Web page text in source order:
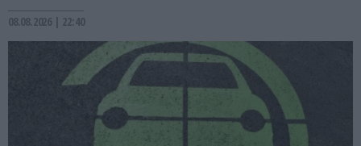
08.08.2026 | 22:40